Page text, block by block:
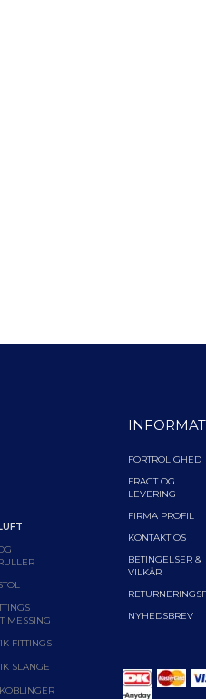
I
MESSING
FITTINGS
SLANGE
FORTROLIGHED
FRAGT OG
LEVERING
FIRMA PROFIL
KONTAKT OS
BETINGELSER &
VILKÅR
NYHEDSBREV